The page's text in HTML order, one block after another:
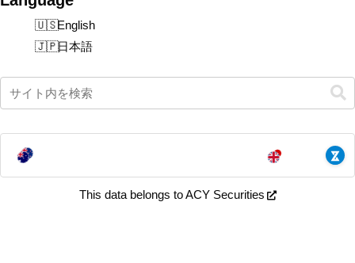
English
日本語
This data belongs to ACY Securities